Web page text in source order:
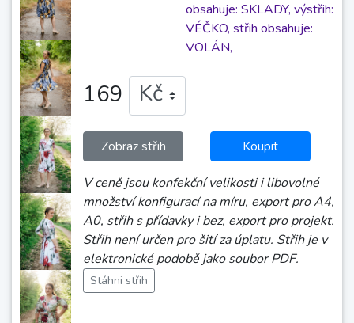
obsahuje: SKLADY, výstřih:
VÉČKO, střih obsahuje:
VOLÁN,
169
Zobraz střih Koupit
V ceně jsou konfekční velikosti i libovolné
množství konfigurací na míru, export pro A4,
A0, střih s přídavky i bez, export pro projekt.
Střih není určen pro šití za úplatu. Střih je v
elektronické podobě jako soubor PDF.
Stáhni střih